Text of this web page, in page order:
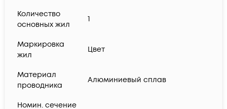
Количество
основных жил
1
Маркировка
жил
Цвет
Материал
проводника
Алюминиевый сплав
Номин. сечение